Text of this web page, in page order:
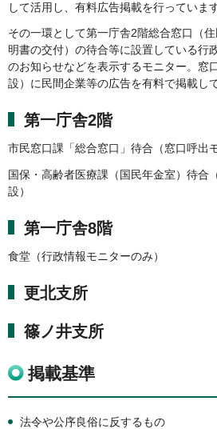
して活用し、有料広告掲載を行っています
その一環として第一庁舎2階総合窓口（
明書の交付）の待合等に設置している行
のお知らせなどを表示するモニター。窓
設）に民間企業等の広告を有料で掲載し
第一庁舎2階
市民窓口課「総合窓口」待合（窓口呼出
国保・高齢者医療課（国民年金室）待合
設）
第一庁舎8階
食堂（行政情報モニターのみ）
更北支所
篠ノ井支所
掲載基準
法令や公序良俗に反するもの